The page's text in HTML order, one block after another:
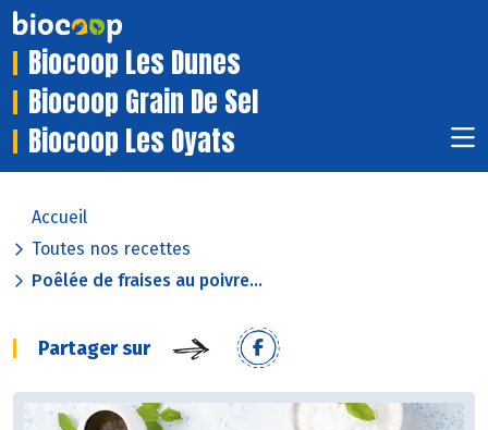
Biocoop Les Dunes
Biocoop Grain De Sel
Biocoop Les Oyats
Accueil
Toutes nos recettes
Poêlée de fraises au poivre...
Partager sur